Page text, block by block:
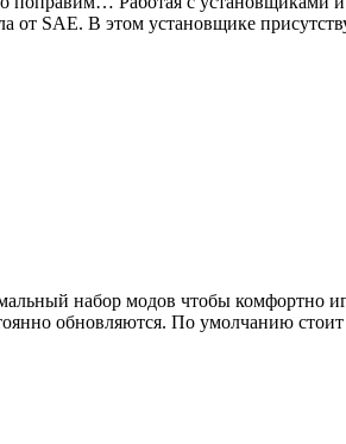
от SAE. В этом установщике
набор модов чтобы комфортно
обновляются. По умолчанию